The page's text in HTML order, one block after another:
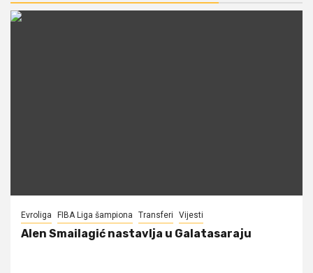
Evroliga FIBA Liga šampiona Transferi Vijesti
Alen Smailagić nastavlja u Galatasaraju